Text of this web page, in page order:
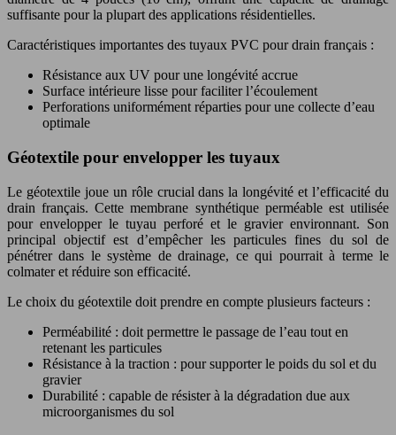
suffisante pour la plupart des applications résidentielles.
Caractéristiques importantes des tuyaux PVC pour drain français :
Résistance aux UV pour une longévité accrue
Surface intérieure lisse pour faciliter l’écoulement
Perforations uniformément réparties pour une collecte d’eau
optimale
Géotextile pour envelopper les tuyaux
Le géotextile joue un rôle crucial dans la longévité et l’efficacité du
drain français. Cette membrane synthétique perméable est utilisée
pour envelopper le tuyau perforé et le gravier environnant. Son
principal objectif est d’empêcher les particules fines du sol de
pénétrer dans le système de drainage, ce qui pourrait à terme le
colmater et réduire son efficacité.
Le choix du géotextile doit prendre en compte plusieurs facteurs :
Perméabilité : doit permettre le passage de l’eau tout en
retenant les particules
Résistance à la traction : pour supporter le poids du sol et du
gravier
Durabilité : capable de résister à la dégradation due aux
microorganismes du sol